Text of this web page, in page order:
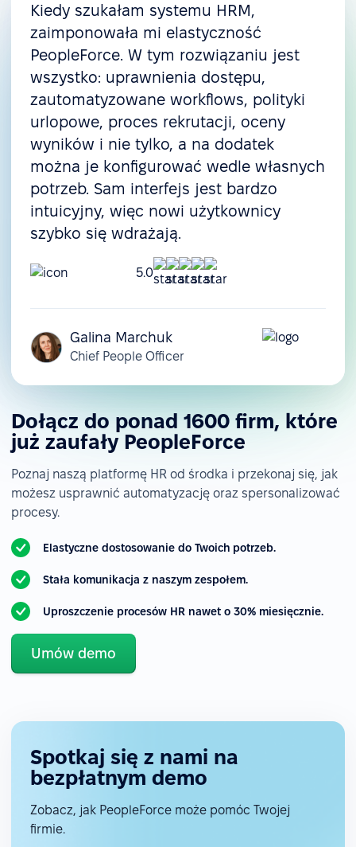
Kiedy szukałam systemu HRM,
zaimponowała mi elastyczność
PeopleForce. W tym rozwiązaniu jest
wszystko: uprawnienia dostępu,
zautomatyzowane workflows, polityki
urlopowe, proces rekrutacji, oceny
wyników i nie tylko, a na dodatek
można je konfigurować wedle własnych
potrzeb. Sam interfejs jest bardzo
intuicyjny, więc nowi użytkownicy
szybko się wdrażają.
5.0
Galina Marchuk
Chief People Officer
Dołącz do ponad 1600 firm, które
już zaufały PeopleForce
Poznaj naszą platformę HR od środka i przekonaj się, jak
możesz usprawnić automatyzację oraz spersonalizować
procesy.
Elastyczne dostosowanie do Twoich potrzeb.
Stała komunikacja z naszym zespołem.
Uproszczenie procesów HR nawet o 30% miesięcznie.
Umów demo
Spotkaj się z nami na
bezpłatnym demo
Zobacz, jak PeopleForce może pomóc Twojej
firmie.